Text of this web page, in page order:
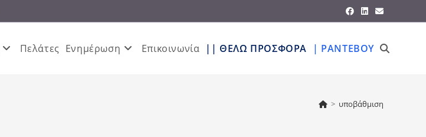
Πελάτες Ενημέρωση Επικοινωνία || ΘΕΛΩ ΠΡΟΣΦΟΡΑ | ΡΑΝΤΕΒΟΥ
> υποβάθμιση